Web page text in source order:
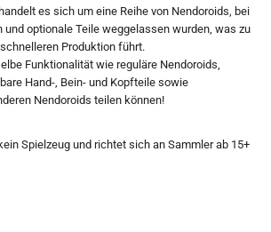
a
Guild
Receptionist,
But
es sich um eine Reihe von Nendoroids, bei
optionale Teile weggelassen wurden, was zu
Produktion führt.
Funktionalität wie reguläre Nendoroids,
Hand-, Bein- und Kopfteile sowie
Nendoroids teilen können!
Spielzeug und richtet sich an Sammler ab 15+